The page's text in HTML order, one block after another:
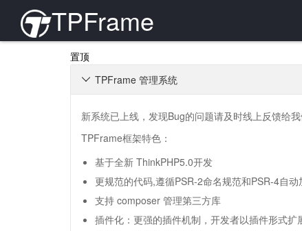
TPFrame
置顶
TPFrame 管理系统

新系统已上线，发现Bug的问题请及时线上反馈给我
TPFrame框架特色：
基于全新 ThinkPHP5.0开发
更规范的代码,遵循PSR-2命名规范和PSR-4自动
支持 composer 管理第三方库
插件化：更强的插件机制，开发者以插件形式扩